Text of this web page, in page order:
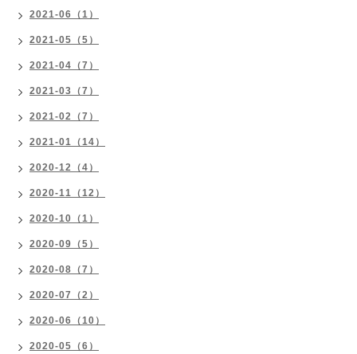
2021-06（1）
2021-05（5）
2021-04（7）
2021-03（7）
2021-02（7）
2021-01（14）
2020-12（4）
2020-11（12）
2020-10（1）
2020-09（5）
2020-08（7）
2020-07（2）
2020-06（10）
2020-05（6）